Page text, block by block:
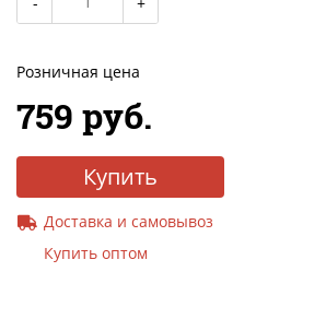
Розничная цена
759 руб.
Купить
Доставка и самовывоз
Купить оптом